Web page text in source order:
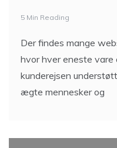
5 Min Reading
Der findes mange
hvor hver eneste vare
kunderejsen
ægte mennesker og